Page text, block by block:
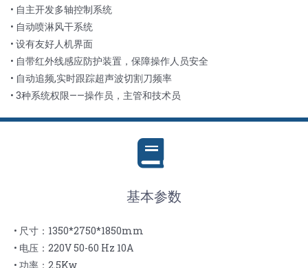
• 自主开发多轴控制系统
• 自动喷淋风干系统
• 设有友好人机界面
• 自带红外线感应防护装置，保障操作人员安全
• 自动追频,实时跟踪超声波切割刀频率
• 3种系统权限——操作员，主管和技术员
基本参数
• 尺寸：1350*2750*1850mm
• 电压：220V 50-60 Hz 10A
• 功率：2.5Kw